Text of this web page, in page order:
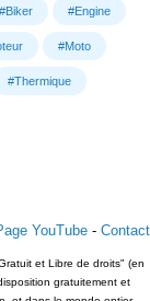
#Biker #Engine
#Moto
#Thermique
YouTube- Contact
et Libre de droits" (en
gratuitement et